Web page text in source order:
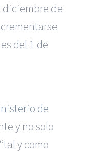
diciembre de
del 1 de
de
y no solo
y como